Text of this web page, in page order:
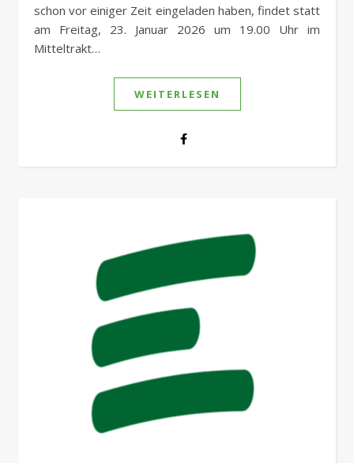
schon vor einiger Zeit eingeladen haben, findet statt
am Freitag, 23. Januar 2026 um 19.00 Uhr im
Mitteltrakt…
WEITERLESEN